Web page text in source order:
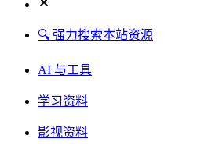
🔍 强力搜索本站资源
AI 与工具
学习资料
影视资料